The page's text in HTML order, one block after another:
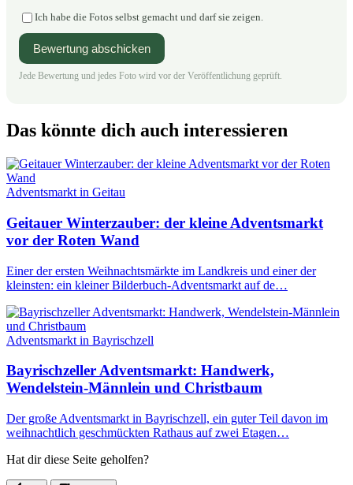
Ich habe die Fotos selbst gemacht und darf sie zeigen.
Bewertung abschicken
Jede Bewertung und jedes Foto wird vor der Veröffentlichung geprüft.
Das könnte dich auch interessieren
Adventsmarkt in Geitau
Geitauer Winterzauber: der kleine Adventsmarkt
vor der Roten Wand
Einer der ersten Weihnachtsmärkte im Landkreis und einer der
kleinsten: ein kleiner Bilderbuch-Adventsmarkt auf de…
Adventsmarkt in Bayrischzell
Bayrischzeller Adventsmarkt: Handwerk,
Wendelstein-Männlein und Christbaum
Der große Adventsmarkt in Bayrischzell, ein guter Teil davon im
weihnachtlich geschmückten Rathaus auf zwei Etagen…
Hat dir diese Seite geholfen?